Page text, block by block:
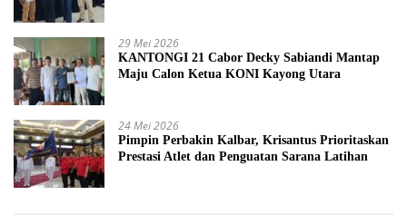
29 Mei 2026
KANTONGI 21 Cabor Decky Sabiandi Mantap
Maju Calon Ketua KONI Kayong Utara
24 Mei 2026
Pimpin Perbakin Kalbar, Krisantus Prioritaskan
Prestasi Atlet dan Penguatan Sarana Latihan